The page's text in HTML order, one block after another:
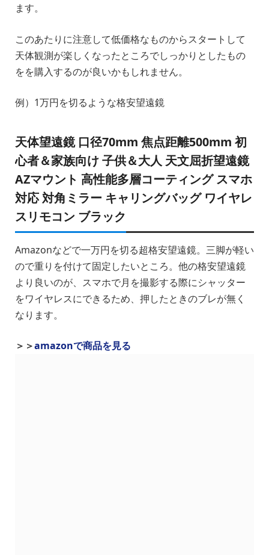
ます。
このあたりに注意して低価格なものからスタートして
天体観測が楽しくなったところでしっかりとしたもの
をを購入するのが良いかもしれません。
例）1万円を切るような格安望遠鏡
天体望遠鏡 口径70mm 焦点距離500mm 初
心者＆家族向け 子供＆大人 天文屈折望遠鏡
AZマウント 高性能多層コーティング スマホ
対応 対角ミラー キャリングバッグ ワイヤレ
スリモコン ブラック
Amazonなどで一万円を切る超格安望遠鏡。三脚が軽い
ので重りを付けて固定したいところ。他の格安望遠鏡
より良いのが、スマホで月を撮影する際にシャッター
をワイヤレスにできるため、押したときのブレが無く
なります。
＞＞amazonで商品を見る